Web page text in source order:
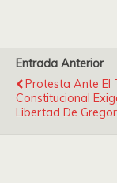
Entrada Anterior
Protesta Ante El
Constitucional
Libertad De